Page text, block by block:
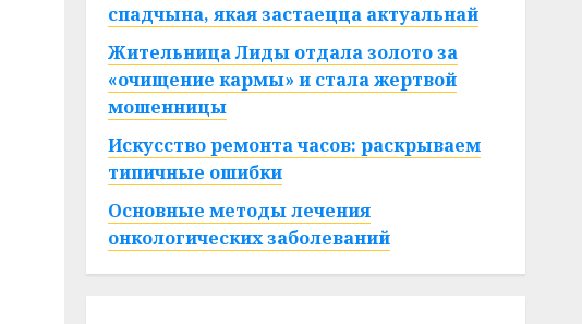
спадчына, якая застаецца актуальнай
Жительница Лиды отдала золото за
«очищение кармы» и стала жертвой
мошенницы
Искусство ремонта часов: раскрываем
типичные ошибки
Основные методы лечения
онкологических заболеваний